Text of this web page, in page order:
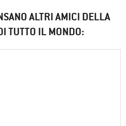
ALTRI AMICI DELLA
TUTTO IL MONDO: